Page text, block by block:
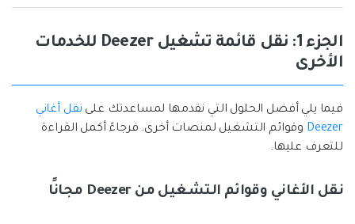
الجزء 1: نقل قائمة تشغيل Deezer للخدمات
الأخرى
فيما يلي أفضل الحلول التي نقدمها لمساعدتك على نقل أغاني
Deezer وقوائم التشغيل لمنصات أخرى. فرجاءً أكمل القراءة
للتعرف عليها.
نقل الأغاني وقوائم التشغيل من Deezer مجانًا